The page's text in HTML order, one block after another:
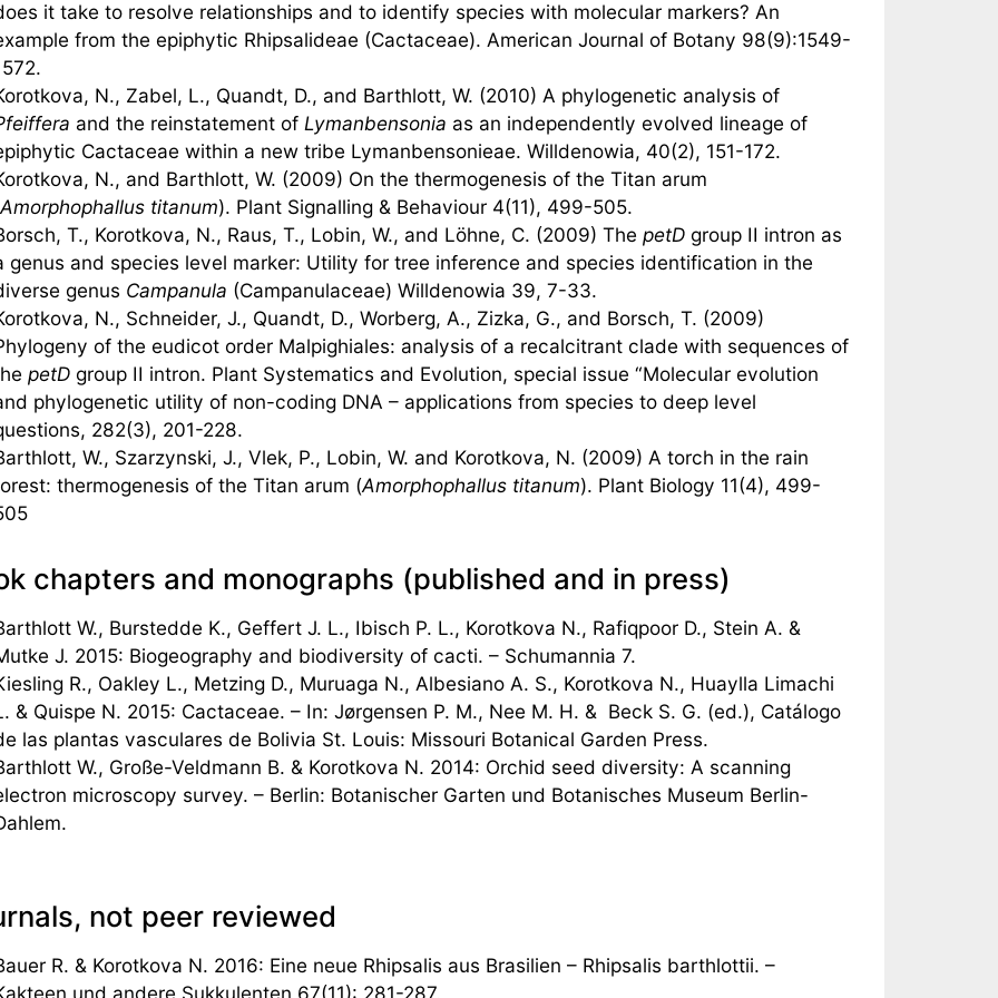
it take to resolve relationships and to identify species with molecular markers? An
from the epiphytic Rhipsalideae (Cactaceae). American Journal of Botany 98(9):1549-
N., Zabel, L., Quandt, D., and Barthlott, W. (2010) A phylogenetic analysis of
and the reinstatement of Lymanbensonia as an independently evolved lineage of
Cactaceae within a new tribe Lymanbensonieae. Willdenowia, 40(2), 151-172.
N., and Barthlott, W. (2009) On the thermogenesis of the Titan arum
Amorphophallus titanum). Plant Signalling & Behaviour 4(11), 499-505.
T., Korotkova, N., Raus, T., Lobin, W., and Löhne, C. (2009) The petD group II intron as
genus and species level marker: Utility for tree inference and species identification in the
genus Campanula (Campanulaceae) Willdenowia 39, 7-33.
N., Schneider, J., Quandt, D., Worberg, A., Zizka, G., and Borsch, T. (2009)
of the eudicot order Malpighiales: analysis of a recalcitrant clade with sequences of
petD group II intron. Plant Systematics and Evolution, special issue “Molecular evolution
phylogenetic utility of non-coding DNA – applications from species to deep level
282(3), 201-228.
W., Szarzynski, J., Vlek, P., Lobin, W. and Korotkova, N. (2009) A torch in the rain
thermogenesis of the Titan arum (Amorphophallus titanum). Plant Biology 11(4), 499-
chapters and monographs (published and in press)
W., Burstedde K., Geffert J. L., Ibisch P. L., Korotkova N., Rafiqpoor D., Stein A. &
J. 2015: Biogeography and biodiversity of cacti. – Schumannia 7.
R., Oakley L., Metzing D., Muruaga N., Albesiano A. S., Korotkova N., Huaylla Limachi
& Quispe N. 2015: Cactaceae. – In: Jørgensen P. M., Nee M. H. & Beck S. G. (ed.), Catálogo
las plantas vasculares de Bolivia St. Louis: Missouri Botanical Garden Press.
W., Große-Veldmann B. & Korotkova N. 2014: Orchid seed diversity: A scanning
microscopy survey. – Berlin: Botanischer Garten und Botanisches Museum Berlin-
not peer reviewed
R. & Korotkova N. 2016: Eine neue Rhipsalis aus Brasilien – Rhipsalis barthlottii. –
und andere Sukkulenten 67(11): 281-287.